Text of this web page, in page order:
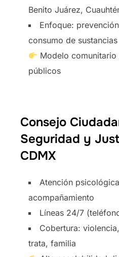
Benito Juárez,
Enfoque:
consumo de sustancias
Modelo
públicos
Consejo
Seguridad y
CDMX
Atención
acompañamiento
Líneas 24/7
Cobertura:
trata, familia